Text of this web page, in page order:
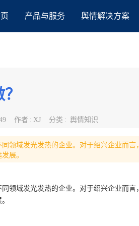
产品与服务 舆情解决方案
作者 : XJ 分类 : 舆情知识
领域发光发热的企业。对于绍兴企业而言
展。
领域发光发热的企业。对于绍兴企业而